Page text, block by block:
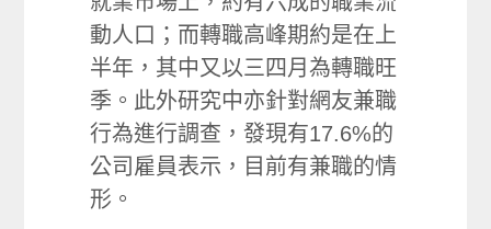
動人口；而轉職高峰期約是在上
半年，其中又以三四月為轉職旺
季。此外研究中亦針對網友兼職
行為進行調查，發現有17.6%的
公司雇員表示，目前有兼職的情
形。